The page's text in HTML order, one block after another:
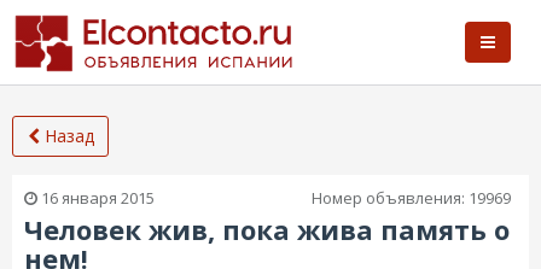
Назад
16 января 2015 Номер объявления: 19969
Человек жив, пока жива память о
нем!